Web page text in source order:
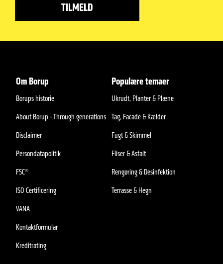
Om Borup
Borups historie
About Borup - Through generations
Disclaimer
Persondatapolitik
FSC®
ISO Certificering
VANA
Kontaktformular
Kreditrating
Populære temaer
Ukrudt, Planter & Plæne
Tag, Facade & Kælder
Fugt & Skimmel
Fliser & Asfalt
Rengøring & Desinfektion
Terrasse & Hegn